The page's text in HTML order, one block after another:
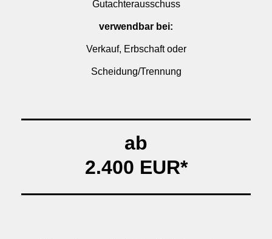
Gutachterausschuss
verwendbar bei:
Verkauf, Erbschaft oder
Scheidung/Trennung
ab
2.400 EUR*